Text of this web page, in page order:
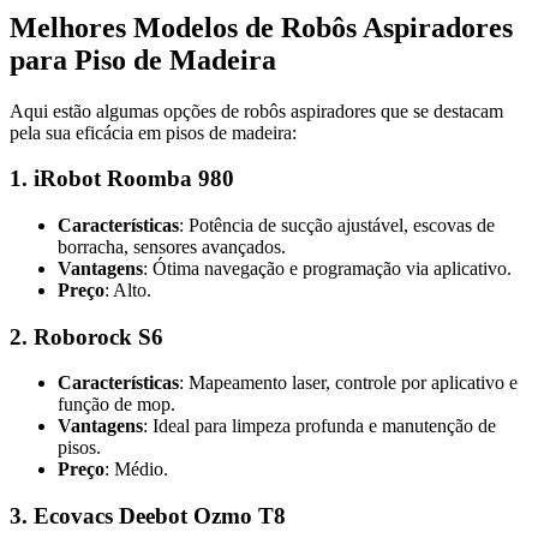
Melhores Modelos de Robôs Aspiradores
para Piso de Madeira
Aqui estão algumas opções de robôs aspiradores que se destacam
pela sua eficácia em pisos de madeira:
1. iRobot Roomba 980
Características: Potência de sucção ajustável, escovas de
borracha, sensores avançados.
Vantagens: Ótima navegação e programação via aplicativo.
Preço: Alto.
2. Roborock S6
Características: Mapeamento laser, controle por aplicativo e
função de mop.
Vantagens: Ideal para limpeza profunda e manutenção de
pisos.
Preço: Médio.
3. Ecovacs Deebot Ozmo T8